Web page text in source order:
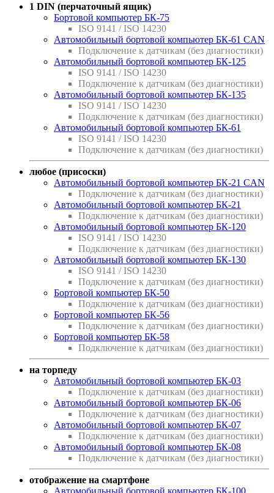
1 DIN (перчаточный ящик)
Бортовой компьютер БК-75
ISO 9141 / ISO 14230
Автомобильный бортовой компьютер БК-61 CAN
Подключение к датчикам (без диагностики)
Автомобильный бортовой компьютер БК-125
ISO 9141 / ISO 14230
Подключение к датчикам (без диагностики)
Автомобильный бортовой компьютер БК-135
ISO 9141 / ISO 14230
Подключение к датчикам (без диагностики)
Автомобильный бортовой компьютер БК-61
ISO 9141 / ISO 14230
Подключение к датчикам (без диагностики)
любое (присоски)
Автомобильный бортовой компьютер БК-21 CAN
Подключение к датчикам (без диагностики)
Автомобильный бортовой компьютер БК-21
Подключение к датчикам (без диагностики)
Автомобильный бортовой компьютер БК-120
ISO 9141 / ISO 14230
Подключение к датчикам (без диагностики)
Автомобильный бортовой компьютер БК-130
ISO 9141 / ISO 14230
Подключение к датчикам (без диагностики)
Бортовой компьютер БК-50
Подключение к датчикам (без диагностики)
Бортовой компьютер БК-56
Подключение к датчикам (без диагностики)
Бортовой компьютер БК-58
Подключение к датчикам (без диагностики)
на торпеду
Автомобильный бортовой компьютер БК-03
Подключение к датчикам (без диагностики)
Автомобильный бортовой компьютер БК-06
Подключение к датчикам (без диагностики)
Автомобильный бортовой компьютер БК-07
Подключение к датчикам (без диагностики)
Автомобильный бортовой компьютер БК-08
Подключение к датчикам (без диагностики)
отображение на смартфоне
Автомобильный бортовой компьютер БК-100